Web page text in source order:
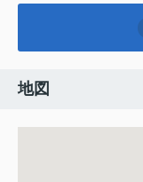
地図